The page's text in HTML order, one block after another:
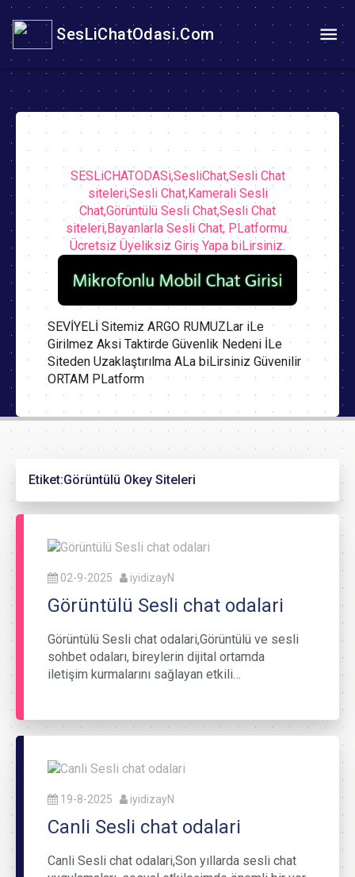
SesLiChatOdasi.Com
SESLiCHATODASi,SesliChat,Sesli Chat
siteleri,Sesli Chat,Kamerali Sesli
Chat,Görüntülü Sesli Chat,Sesli Chat
siteleri,Bayanlarla Sesli Chat, PLatformu.
Ücretsiz Üyeliksiz Giriş Yapa biLirsiniz.
SEVİYELİ Sitemiz ARGO RUMUZLar iLe
Girilmez Aksi Taktirde Güvenlik Nedeni İLe
Siteden Uzaklaştırılma ALa biLirsiniz Güvenilir
ORTAM PLatform
Etiket:Görüntülü Okey Siteleri
02-9-2025 iyidizayN
Görüntülü Sesli chat odalari
Görüntülü Sesli chat odalari,Görüntülü ve sesli
sohbet odaları, bireylerin dijital ortamda
iletişim kurmalarını sağlayan etkili…
19-8-2025 iyidizayN
Canli Sesli chat odalari
Canli Sesli chat odalari,Son yıllarda sesli chat